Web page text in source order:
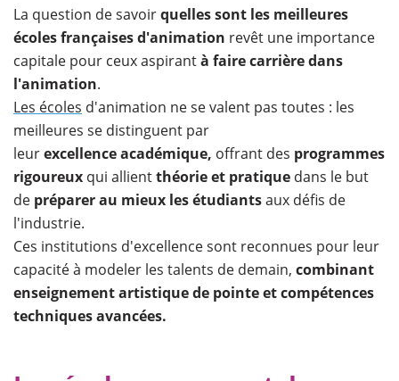
La question de savoirquelles sont les meilleures
écoles françaises d'animation revêt une importance
capitale pour ceux aspirantà faire carrière dans
l'animation.
Les écoles d'animation ne se valent pas toutes : les
meilleures se distinguent par
leurexcellence académique, offrant des programmes
rigoureux qui allientthéorie et pratique dans le but
de préparer au mieux les étudiantsaux défis de
l'industrie.
Ces institutions d'excellence sont reconnues pour leur
capacité à modeler les talents de demain, combinant
enseignement artistique de pointe et compétences
techniques avancées.